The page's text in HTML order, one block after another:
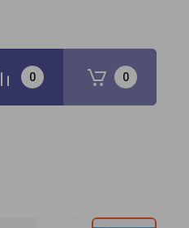
0 0